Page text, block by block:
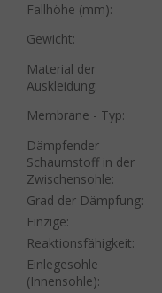
Fallhöhe (mm):
Gewicht:
Material der
Auskleidung:
Membrane - Typ:
Dämpfender
Schaumstoff in der
Zwischensohle:
Grad der Dämpfung:
Einzige:
Reaktionsfähigkeit:
Einlegesohle
(Innensohle):